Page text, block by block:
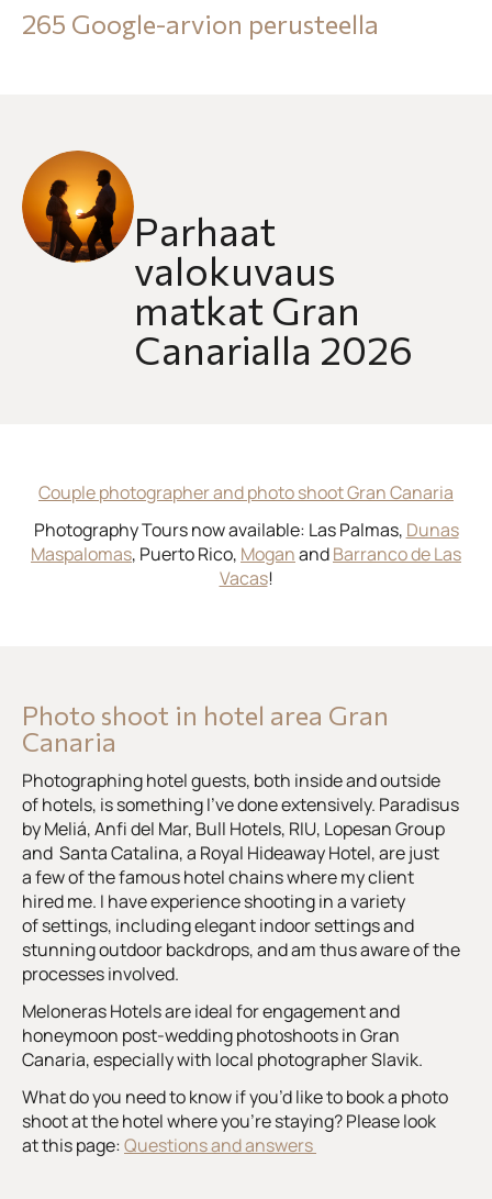
265 Google-arvion perusteella
Parhaat
valokuvaus
matkat Gran
Canarialla 2026
Couple photographer and photo shoot Gran Canaria
Photography Tours now available: Las Palmas, Dunas
Maspalomas, Puerto Rico, MoganandBarranco de Las
Vacas!
Photo shoot in hotel area Gran
Canaria
Photographing hotel guests, both inside and outside
of hotels, is something I’ve done extensively. Paradisus
by Meliá, Anfi del Mar, Bull Hotels, RIU, Lopesan Group
and Santa Catalina, a Royal Hideaway Hotel, are just
a few of the famous hotel chains where my client
hired me. I have experience shooting in a variety
of settings, including elegant indoor settings and
stunning outdoor backdrops, and am thus aware of the
processes involved.
Meloneras Hotels are ideal for engagement and
honeymoon post-wedding photoshoots in Gran
Canaria, especially with local photographer Slavik.
What do you need to know if you’d like to book a photo
shoot at the hotel where you’re staying? Please look
at this page:Questions and answers